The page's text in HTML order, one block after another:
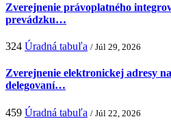
Zverejnenie právoplatného
prevádzku…
324 Úradná tabuľa / Júl 29, 2026
Zverejnenie elektronickej adresy
delegovaní…
459 Úradná tabuľa / Júl 22, 2026